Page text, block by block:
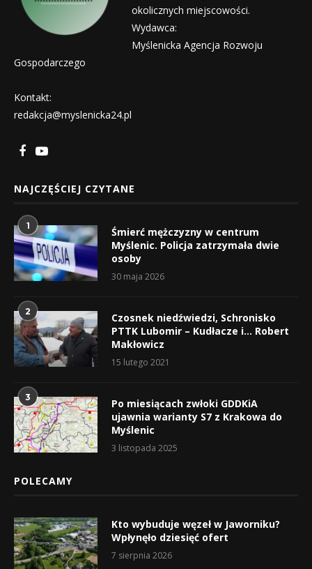
okolicznych miejscowości.
Wydawca:
Myślenicka Agencja Rozwoju
Gospodarczego
Kontakt:
redakcja@myslenicka24.pl
NAJCZĘŚCIEJ CZYTANE
1
Śmierć mężczyzny w centrum
Myślenic. Policja zatrzymała dwie
osoby
30 maja 2026
2
Czosnek niedźwiedzi, Schronisko
PTTK Lubomir – Kudłacze i… Robert
Makłowicz
15 lutego 2021
3
Po miesiącach zwłoki GDDKiA
ujawnia warianty S7 z Krakowa do
Myślenic
3 listopada 2025
POLECAMY
Kto wybuduje węzeł w Jaworniku?
Wpłynęło dziesięć ofert
7 sierpnia 2026